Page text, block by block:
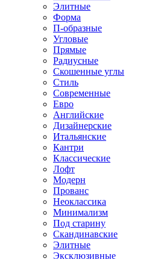
Элитные
Форма
П-образные
Угловые
Прямые
Радиусные
Скошенные углы
Стиль
Современные
Евро
Английские
Дизайнерские
Итальянские
Кантри
Классические
Лофт
Модерн
Прованс
Неоклассика
Минимализм
Под старину
Скандинавские
Элитные
Эксклюзивные